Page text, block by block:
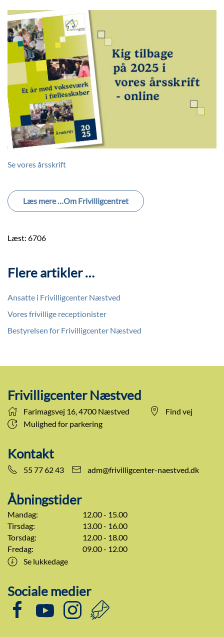
Se vores årsskrift
Læs mere …Om Frivilligcentret
Læst: 6706
Flere artikler …
Ansatte i Frivilligcenter Næstved
Vores frivillige receptionister
Bestyrelsen for Frivilligcenter Næstved
Frivilligcenter Næstved
Farimagsvej 16, 4700 Næstved
Find vej
Mulighed for parkering
Kontakt
55 77 62 43 adm@frivilligcenter-naestved.dk
Åbningstider
Mandag:
12.00 - 15.00
Tirsdag:
13.00 - 16.00
Torsdag:
12.00 - 18.00
Fredag:
09.00 - 12.00
Se lukkedage
Sociale medier